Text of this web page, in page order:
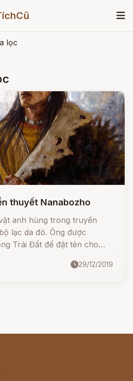
lọc
thuyết Nanabozho
anh hùng trong truyền
lạc da đỏ. Ông được
Trái Đất để đặt tên cho
nghiệm sống.
29/12/2019